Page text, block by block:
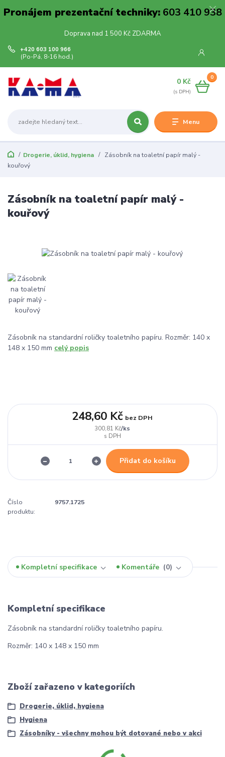
Pronájem prezentační techniky:603 410 938
Doprava nad 1 500 Kč ZDARMA
Menu
+420 603 100 966
(Po-Pá, 8-16 hod.)
0
0 Kč
Drogerie, úklid, hygiena
Zásobník na toaletní papír malý -
kouřový
Zásobník na toaletní papír malý -
kouřový
Zásobník na standardní roličky toaletního papíru. Rozměr: 140 x
148 x 150 mm celý popis
300,81 Kč/ks
248,60 Kč bez DPH
Přidat do košíku
Číslo
produktu:
9757.1725
Kompletní specifikace Komentáře 0
Kompletní specifikace
Zásobník na standardní roličky toaletního papíru.
Rozměr: 140 x 148 x 150 mm
Zboží zařazeno v kategoriích
Drogerie, úklid, hygiena
Hygiena
Zásobníky - všechny mohou být dotované nebo v akci